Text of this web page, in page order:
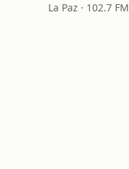
La Paz · 102.7 FM